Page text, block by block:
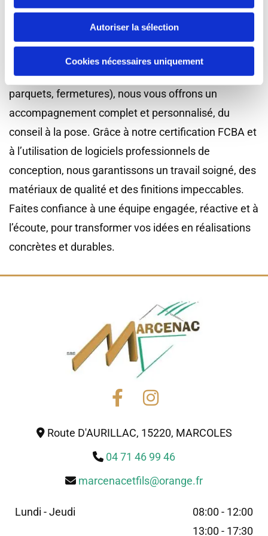
Autoriser la sélection
Cookies nécessaires uniquement
pour vous proposer des solutions durables,
traditionnelles, bardages bois ou métalliques,
menuiseries intérieures et extérieures (escaliers,
parquets, fermetures), nous vous offrons un
accompagnement complet et personnalisé, du
conseil à la pose. Grâce à notre certification FCBA et
à l’utilisation de logiciels professionnels de
conception, nous garantissons un travail soigné, des
matériaux de qualité et des finitions impeccables.
Faites confiance à une équipe engagée, réactive et à
l’écoute, pour transformer vos idées en réalisations
concrètes et durables.
Route D'AURILLAC, 15220, MARCOLES
 04 71 46 99 46
 marcenacetfils@orange.fr
Lundi - Jeudi
08:00 - 12:00
13:00 - 17:30